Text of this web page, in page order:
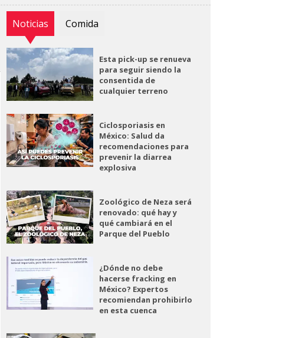
Noticias Comida
Esta pick-up se renueva
para seguir siendo la
consentida de
cualquier terreno
Ciclosporiasis en
México: Salud da
recomendaciones para
prevenir la diarrea
explosiva
Zoológico de Neza será
renovado: qué hay y
qué cambiará en el
Parque del Pueblo
¿Dónde no debe
hacerse fracking en
México? Expertos
recomiendan prohibirlo
en esta cuenca